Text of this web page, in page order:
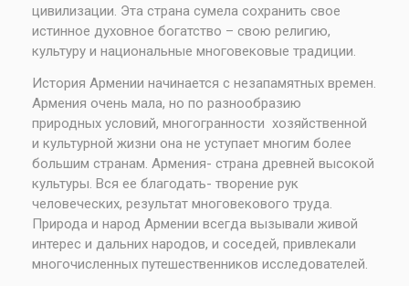
цивилизации. Эта страна сумела сохранить свое
истинное духовное богатство – свою религию,
культуру и национальные многовековые традиции.
История Армении начинается с незапамятных времен.
Армения очень мала, но по разнообразию
природных условий, многогранности хозяйственной
и культурной жизни она не уступает многим более
большим странам. Армения- страна древней высокой
культуры. Вся ее благодать- творение рук
человеческих, результат многовекового труда.
Природа и народ Армении всегда вызывали живой
интерес и дальних народов, и соседей, привлекали
многочисленных путешественников исследователей.